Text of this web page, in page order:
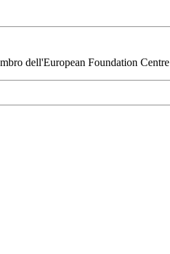
dell'European Foundation Centre